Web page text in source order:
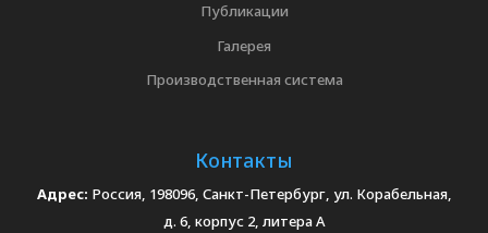
Публикации
Галерея
Производственная система
Контакты
Адрес: Россия, 198096, Санкт-Петербург, ул. Корабельная,
д. 6, корпус 2, литера А